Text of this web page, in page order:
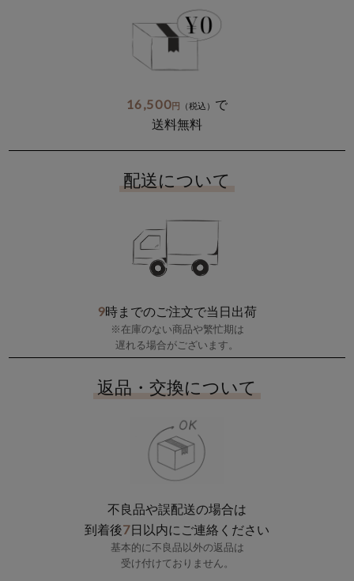
16,500円 （税込） で
送料無料
配送について
9時までのご注文で当日出荷
※在庫のない商品や繁忙期は
遅れる場合がございます。
返品・交換について
不良品や誤配送の場合は
到着後7日以内にご連絡ください
基本的に不良品以外の返品は
受け付けておりません。